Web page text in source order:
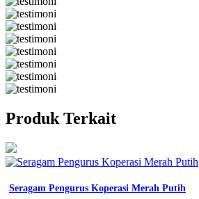
Produk Terkait
Seragam Pengurus Koperasi Merah Putih